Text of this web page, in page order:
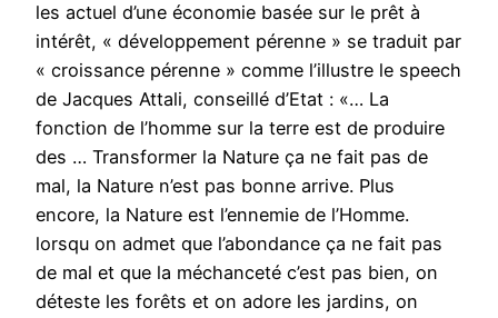
les actuel d’une économie basée sur le prêt à
intérêt, « développement pérenne » se traduit par
« croissance pérenne » comme l’illustre le speech
de Jacques Attali, conseillé d’Etat : «… La
fonction de l’homme sur la terre est de produire
des … Transformer la Nature ça ne fait pas de
mal, la Nature n’est pas bonne arrive. Plus
encore, la Nature est l’ennemie de l’Homme.
lorsqu on admet que l’abondance ça ne fait pas
de mal et que la méchanceté c’est pas bien, on
déteste les forêts et on adore les jardins, on